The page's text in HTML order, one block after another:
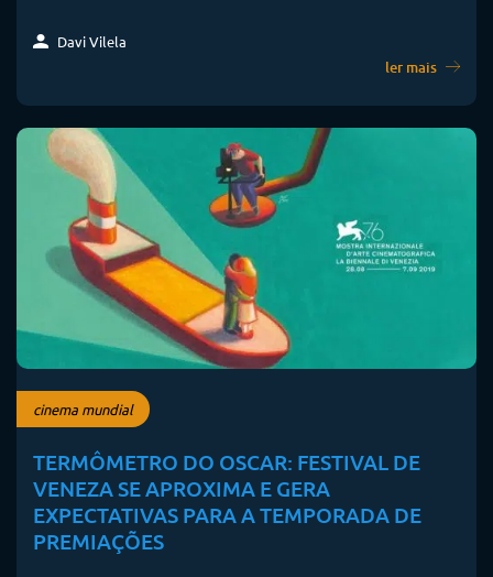
Davi Vilela
ler mais
cinema mundial
TERMÔMETRO DO OSCAR: FESTIVAL DE
VENEZA SE APROXIMA E GERA
EXPECTATIVAS PARA A TEMPORADA DE
PREMIAÇÕES